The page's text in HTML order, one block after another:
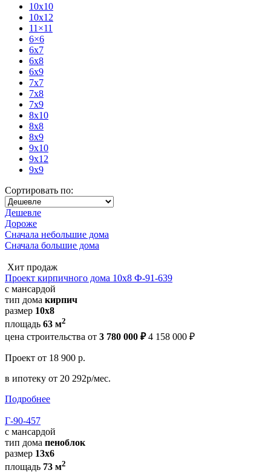
10x10
10x12
11×11
6×6
6x7
6x8
6x9
7x7
7x8
7x9
8x10
8x8
8x9
9x10
9x12
9x9
Сортировать по:
Дешевле
Дороже
Сначала небольшие дома
Сначала большие дома
Хит продаж
Проект кирпичного дома 10х8 Ф-91-639
с мансардой
тип дома кирпич
размер 10x8
площадь 63 м2
цена строительства от 3 780 000 ₽ 4 158 000 ₽
Проект от 18 900 р.
в ипотеку от 20 292р/мес.
Подробнее
Г-90-457
с мансардой
тип дома пеноблок
размер 13х6
площадь 73 м2